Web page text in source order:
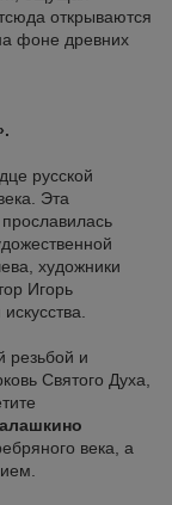
открываются
фоне древних
русской
Эта
художники
Игорь
резьбой и
Святого Духа,
века, а